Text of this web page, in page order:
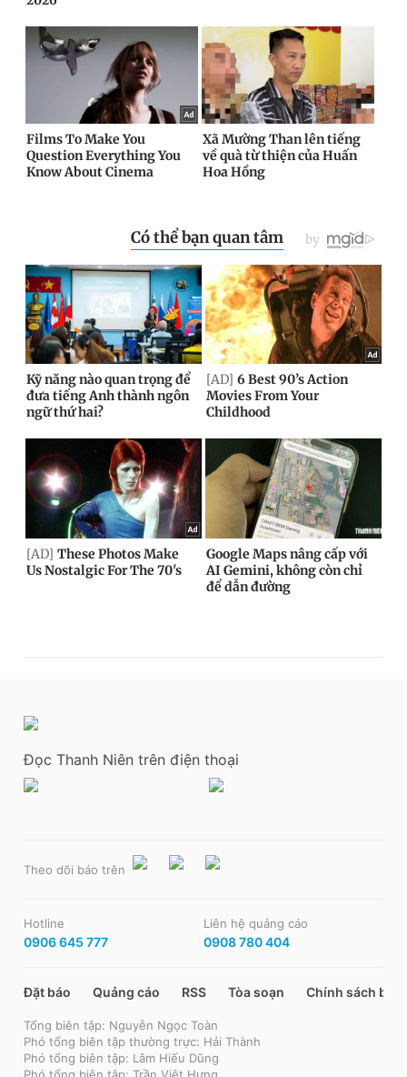
Đọc Thanh Niên trên điện thoại
Theo dõi báo trên
Hotline
0906 645 777
Liên hệ quảng cáo
0908 780 404
Đặt báo Quảng cáo RSS Tòa soạn Chính sách bảo
Tổng biên tập: Nguyễn Ngọc Toàn
Phó tổng biên tập thường trực: Hải Thành
Phó tổng biên tập: Lâm Hiếu Dũng
Phó tổng biên tập: Trần Việt Hưng